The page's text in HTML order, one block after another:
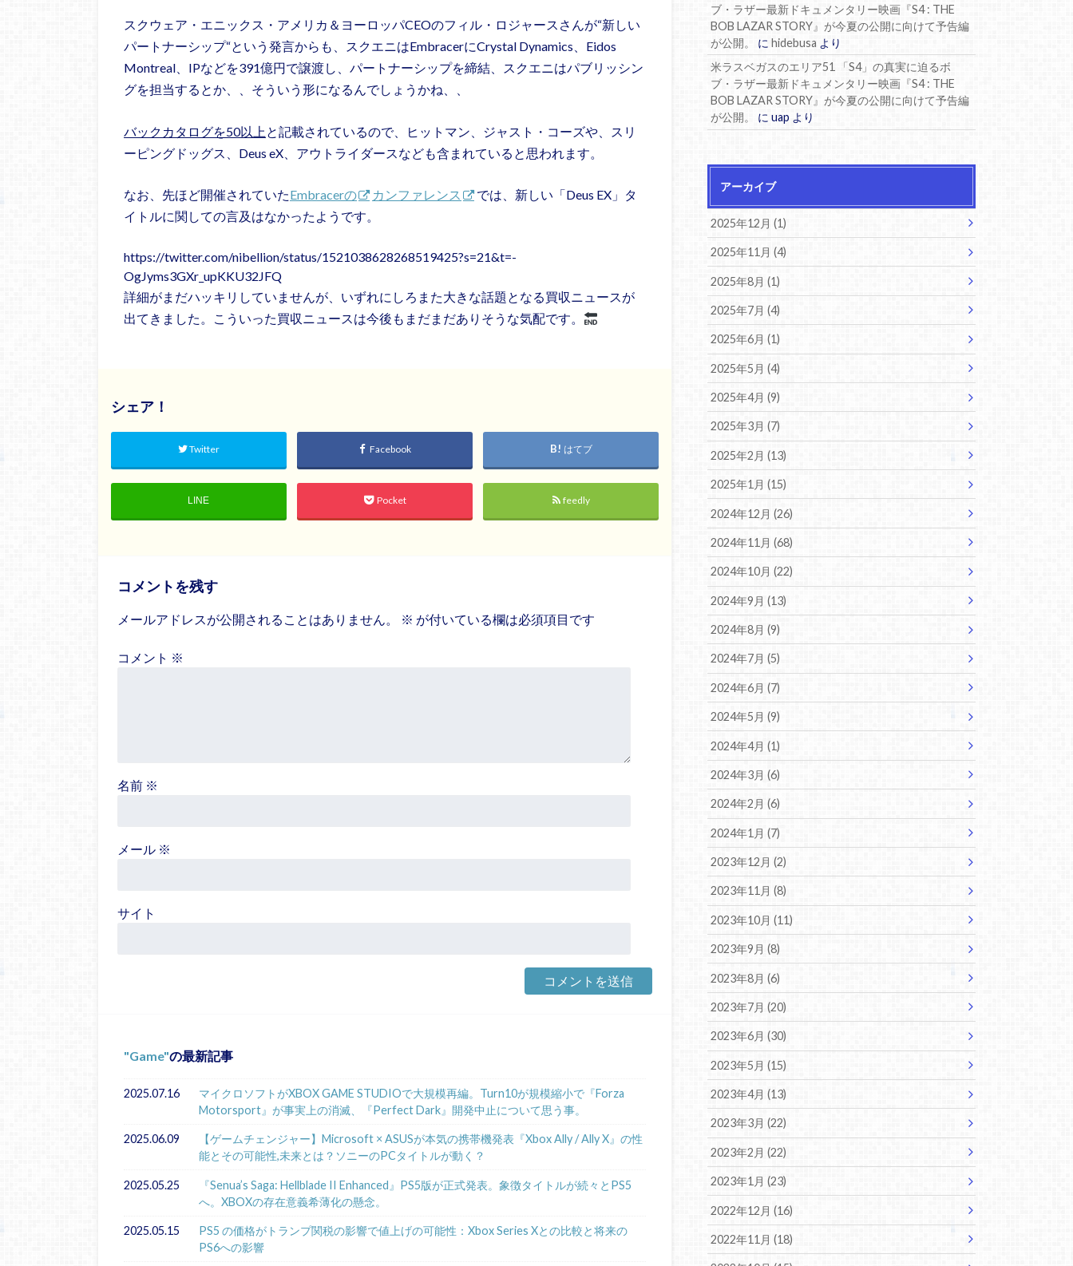
スクウェア・エニックス・アメリカ＆ヨーロッパCEOのフィル・ロジャースさんが“新しい
パートナーシップ“という発言からも、スクエニはEmbracerにCrystal Dynamics、Eidos
Montreal、IPなどを391億円で譲渡し、パートナーシップを締結、スクエニはパブリッシン
グを担当するとか、、そういう形になるんでしょうかね、、
バックカタログを50以上 と記載されているので、ヒットマン、ジャスト・コーズや、スリ
ーピングドッグス、Deus eX、アウトライダースなども含まれていると思われます。
なお、先ほど開催されていたEmbracerの カンファレンス
では、新しい「Deus EX」タ
イトルに関しての言及はなかったようです。
https://twitter.com/nibellion/status/1521038628268519425?s=21&t=-
OgJyms3GXr_upKKU32JFQ
詳細がまだハッキリしていませんが、いずれにしろまた大きな話題となる買収ニュースが
出てきました。こういった買収ニュースは今後もまだまだありそうな気配です。
シェア！
Twitter Facebook はてブ
LINE Pocket feedly
コメントを残す
メールアドレスが公開されることはありません。 ※ が付いている欄は必須項目です
コメント ※
名前 ※
メール ※
サイト
Game の最新記事
2025.07.16
マイクロソフトがXBOX GAME STUDIOで大規模再編。Turn10が規模縮小で『Forza
Motorsport』が事実上の消滅、『Perfect Dark』開発中止について思う事。
2025.06.09
【ゲームチェンジャー】Microsoft × ASUSが本気の携帯機発表『Xbox Ally / Ally X』の性
能とその可能性,未来とは？ソニーのPCタイトルが動く？
2025.05.25
『Senua’s Saga: Hellblade II Enhanced』PS5版が正式発表。象徴タイトルが続々とPS5
へ。XBOXの存在意義希薄化の懸念。
2025.05.15
PS5 の価格がトランプ関税の影響で値上げの可能性：Xbox Series Xとの比較と将来の
PS6への影響
ブ・ラザー最新ドキュメンタリー映画『S4 : THE
BOB LAZAR STORY』が今夏の公開に向けて予告編
が公開。
にhidebusa より
米ラスベガスのエリア51 「S4」の真実に迫るボ
ブ・ラザー最新ドキュメンタリー映画『S4 : THE
BOB LAZAR STORY』が今夏の公開に向けて予告編
が公開。
にuap より
アーカイブ
2025年12月 (1)
2025年11月 (4)
2025年8月 (1)
2025年7月 (4)
2025年6月 (1)
2025年5月 (4)
2025年4月 (9)
2025年3月 (7)
2025年2月 (13)
2025年1月 (15)
2024年12月 (26)
2024年11月 (68)
2024年10月 (22)
2024年9月 (13)
2024年8月 (9)
2024年7月 (5)
2024年6月 (7)
2024年5月 (9)
2024年4月 (1)
2024年3月 (6)
2024年2月 (6)
2024年1月 (7)
2023年12月 (2)
2023年11月 (8)
2023年10月 (11)
2023年9月 (8)
2023年8月 (6)
2023年7月 (20)
2023年6月 (30)
2023年5月 (15)
2023年4月 (13)
2023年3月 (22)
2023年2月 (22)
2023年1月 (23)
2022年12月 (16)
2022年11月 (18)